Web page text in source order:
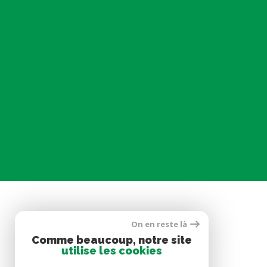
SE CONNECTER
ESPACE PROPRIÉTAIRE
On en reste là
Comme beaucoup, notre site
utilise les cookies